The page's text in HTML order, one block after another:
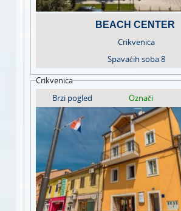
BEACH CENTER
Crikvenica
Spavaćih soba8
Crikvenica
Brzi pogled
Označi